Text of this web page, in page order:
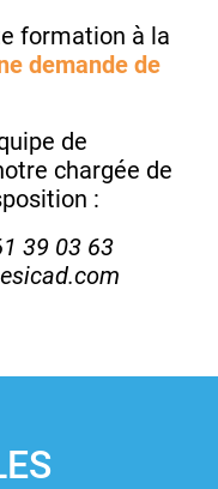
formation à la
demande de
de
chargée de
:
39 03 63